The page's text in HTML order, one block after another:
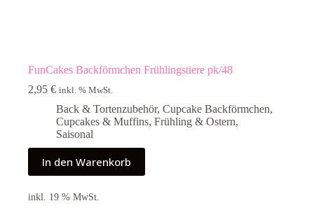
FunCakes Backförmchen Frühlingstiere pk/48
2,95 € inkl. % MwSt.
Back & Tortenzubehör, Cupcake Backförmchen,
Cupcakes & Muffins, Frühling & Ostern,
Saisonal
In den Warenkorb
inkl. 19 % MwSt.